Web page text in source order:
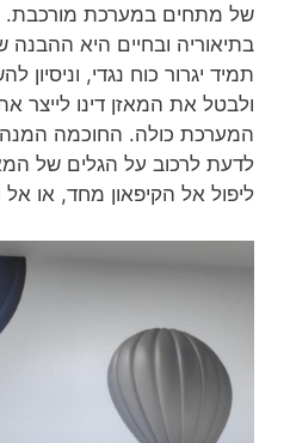
של מתחים במערכת
בתיאוריה ובחיים היא ההבנה
תמיד יגרור כוח נגדי, וניסיון
ולבטל את המאזן דינו לייצר
המערכת כולה. החוכמה
לדעת לרכוב על הגלים של
ליפול אל הקיפאון מחד, או